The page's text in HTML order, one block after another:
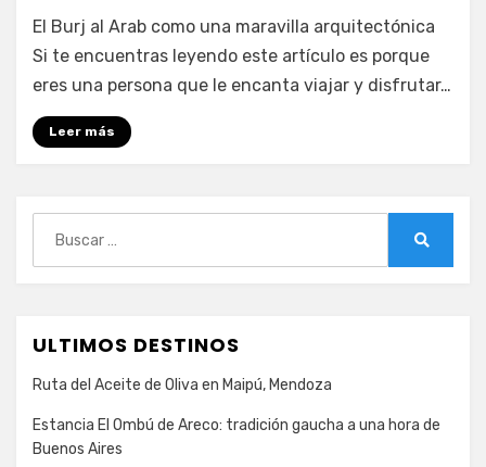
Al
Arab
en
El Burj al Arab como una maravilla arquitectónica
Si te encuentras leyendo este artículo es porque
eres una persona que le encanta viajar y disfrutar…
Leer más
ULTIMOS DESTINOS
Ruta del Aceite de Oliva en Maipú, Mendoza
Estancia El Ombú de Areco: tradición gaucha a una hora de
Buenos Aires